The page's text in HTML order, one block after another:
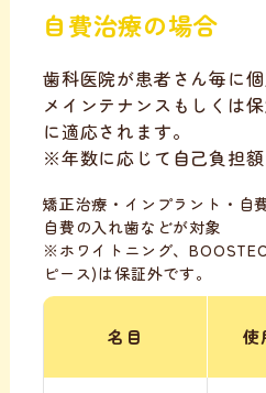
自費治療の場合
歯科医院が患者さん毎に
メインテナンスもしくは
に適応されます。
※年数に応じて自己負担額
矯正治療・インプラント・自
自費の入れ歯などが対象
※ホワイトニング、
ピース)は保証外です。
名目 使